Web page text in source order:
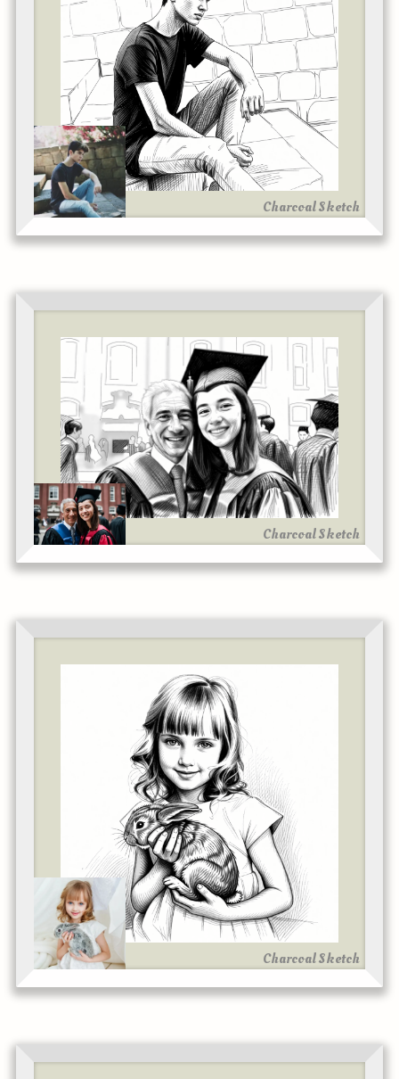
Charcoal Sketch
Charcoal Sketch
Charcoal Sketch